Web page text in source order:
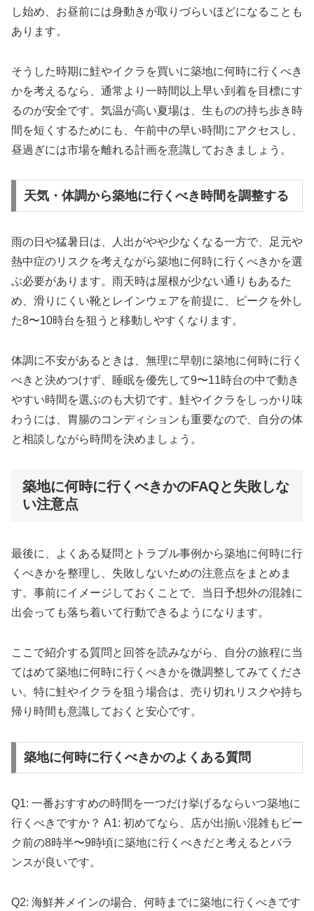
し始め、お昼前には身動きが取りづらいほどになることも
あります。
そうした時期に鮭やイクラを買いに築地に何時に行くべき
かを考えるなら、通常より一時間以上早い到着を目標にす
るのが安全です。気温が高い夏場は、生ものの持ち歩き時
間を短くするためにも、午前中の早い時間にアクセスし、
昼過ぎには市場を離れる計画を意識しておきましょう。
天気・体調から築地に行くべき時間を調整する
雨の日や猛暑日は、人出がやや少なくなる一方で、足元や
熱中症のリスクを考えながら築地に何時に行くべきかを選
ぶ必要があります。雨天時は屋根が少ない通りもあるた
め、滑りにくい靴とレインウェアを前提に、ピークを外し
た8〜10時台を狙うと移動しやすくなります。
体調に不安があるときは、無理に早朝に築地に何時に行く
べきと決めつけず、睡眠を優先して9〜11時台の中で動き
やすい時間を選ぶのも大切です。鮭やイクラをしっかり味
わうには、胃腸のコンディションも重要なので、自分の体
と相談しながら時間を決めましょう。
築地に何時に行くべきかのFAQと失敗しな
い注意点
最後に、よくある疑問とトラブル事例から築地に何時に行
くべきかを整理し、失敗しないための注意点をまとめま
す。事前にイメージしておくことで、当日予想外の混雑に
出会っても落ち着いて行動できるようになります。
ここで紹介する質問と回答を読みながら、自分の旅程に当
てはめて築地に何時に行くべきかを微調整してみてくださ
い。特に鮭やイクラを狙う場合は、売り切れリスクや持ち
帰り時間も意識しておくと安心です。
築地に何時に行くべきかのよくある質問
Q1: 一番おすすめの時間を一つだけ挙げるならいつ築地に
行くべきですか？ A1: 初めてなら、店が出揃い混雑もピー
ク前の8時半〜9時頃に築地に行くべきだと考えるとバラ
ンスが良いです。
Q2: 海鮮丼メインの場合、何時までに築地に行くべきです